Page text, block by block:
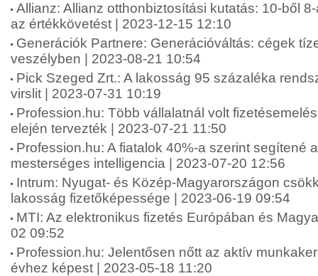
Allianz: Allianz otthonbiztosítási kutatás: 10-ből
az értékkövetést | 2023-12-15 12:10
Generációk Partnere: Generációváltás: cégek
veszélyben | 2023-08-21 10:54
Pick Szeged Zrt.: A lakosság 95 százaléka
virslit | 2023-07-31 10:19
Profession.hu: Több vállalatnál volt
elején tervezték | 2023-07-21 11:50
Profession.hu: A fiatalok 40%-a szerint segítené
mesterséges intelligencia | 2023-07-20 12:56
Intrum: Nyugat- és Közép-Magyarországon
lakosság fizetőképessége | 2023-06-19 09:54
MTI: Az elektronikus fizetés Európában és
02 09:52
Profession.hu: Jelentősen nőtt az aktív
évhez képest | 2023-05-18 11:20